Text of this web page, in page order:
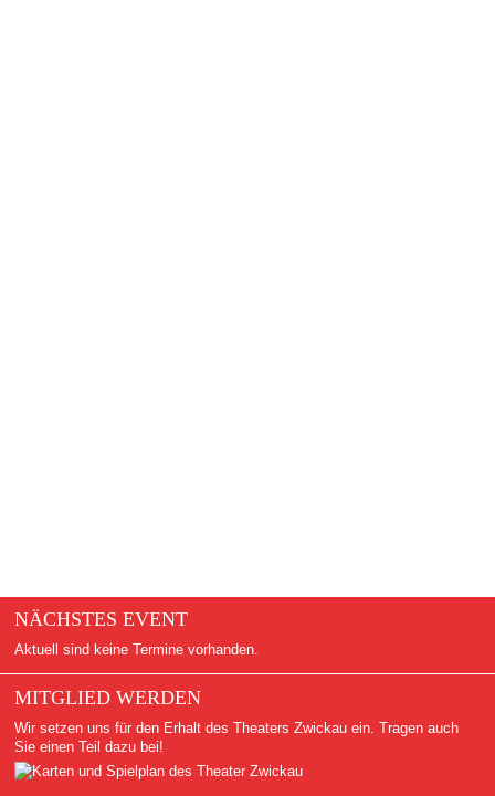
NÄCHSTES EVENT
Aktuell sind keine Termine vorhanden.
MITGLIED WERDEN
Wir setzen uns für den Erhalt des Theaters Zwickau ein. Tragen auch
Sie einen Teil dazu bei!